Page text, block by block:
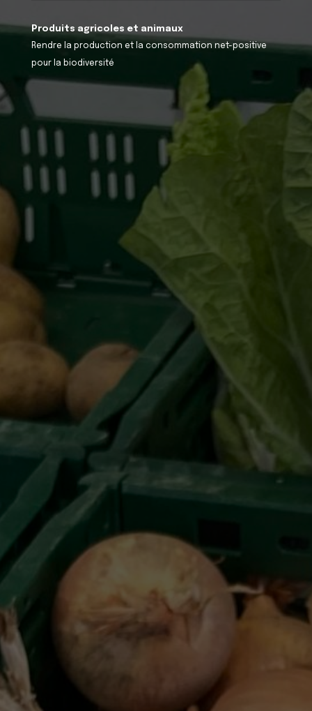
Produits agricoles et animaux
Rendre la production et la consommation net-positive
pour la biodiversité